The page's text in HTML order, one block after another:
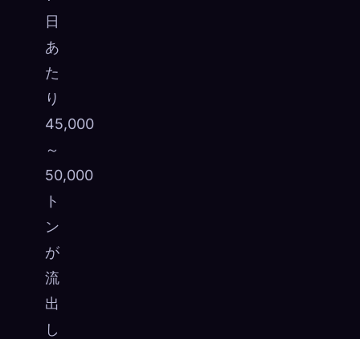
日
あ
た
り
45,000
～
50,000
ト
ン
が
流
出
し